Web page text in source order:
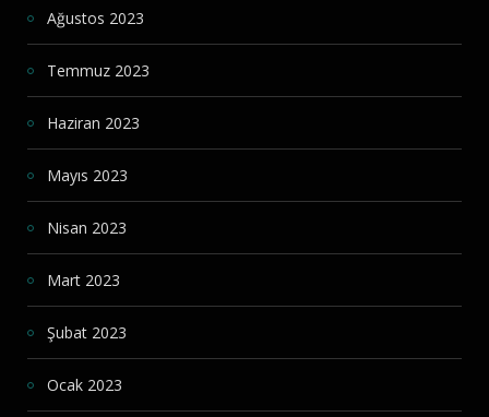
Ağustos 2023
Temmuz 2023
Haziran 2023
Mayıs 2023
Nisan 2023
Mart 2023
Şubat 2023
Ocak 2023